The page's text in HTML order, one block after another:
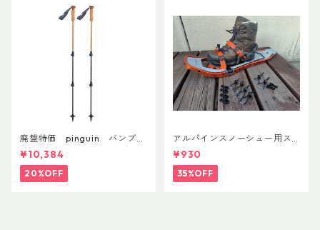
廃盤特価 pinguin バンブー
FLフォーム(ペア)
¥10,384
20%OFF
アルパインスノーシュー用ス
トラップキャッチ(ペア)
¥930
35%OFF